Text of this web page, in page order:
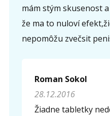
mám stým skusenost
že ma to nuloví
nepomôžu zvečsit
Roman Sokol
28.12.2016
Žiadne tabletky